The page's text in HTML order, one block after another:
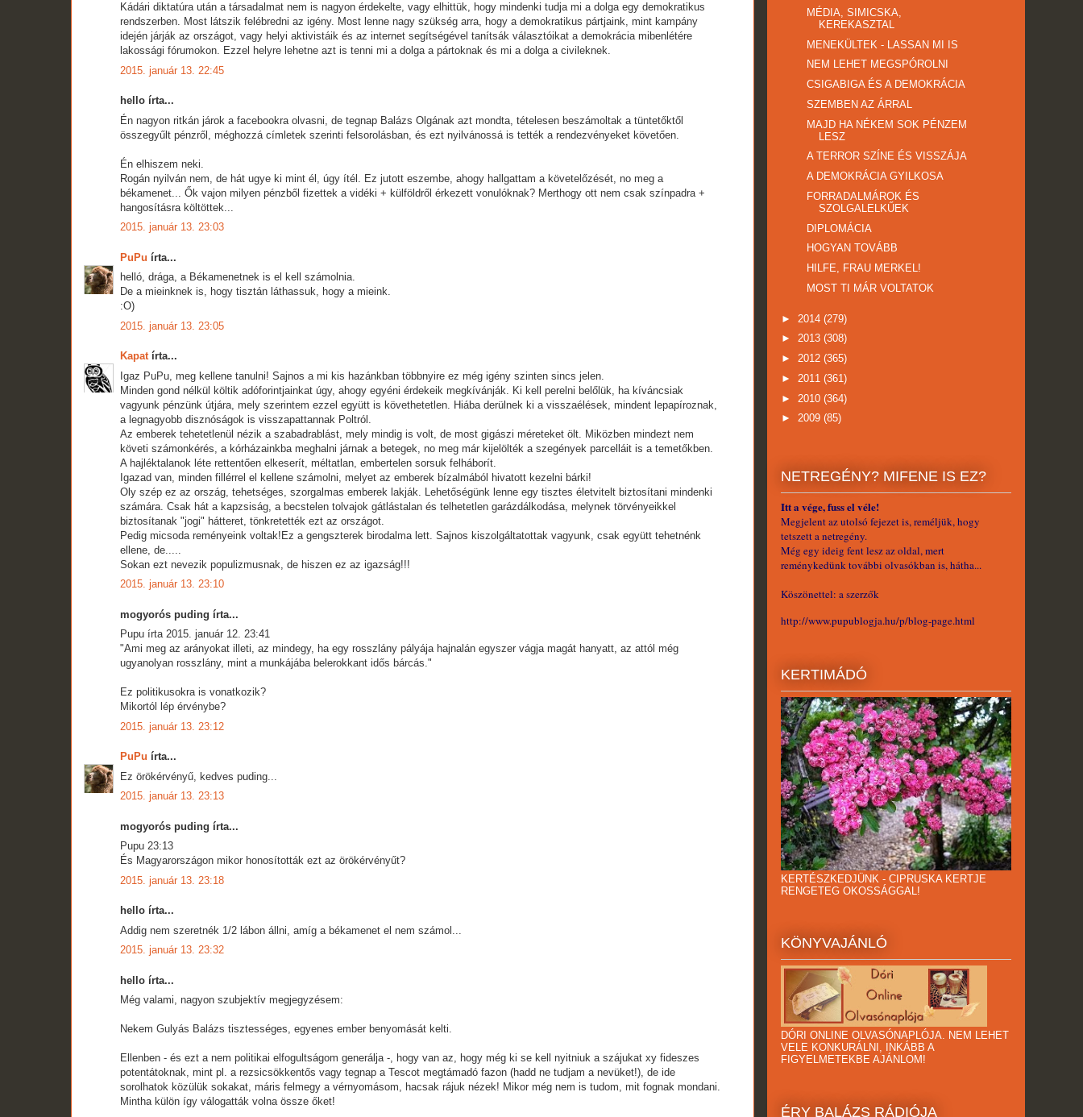
Kádári diktatúra után a társadalmat nem is nagyon érdekelte, vagy elhittük, hogy mindenki tudja mi a dolga egy demokratikus
rendszerben. Most látszik felébredni az igény. Most lenne nagy szükség arra, hogy a demokratikus pártjaink, mint kampány
idején járják az országot, vagy helyi aktivistáik és az internet segítségével tanítsák választóikat a demokrácia mibenlétére
lakossági fórumokon. Ezzel helyre lehetne azt is tenni mi a dolga a pártoknak és mi a dolga a civileknek.
2015. január 13. 22:45
hello írta...
Én nagyon ritkán járok a facebookra olvasni, de tegnap Balázs Olgának azt mondta, tételesen beszámoltak a tüntetőktől
összegyűlt pénzről, méghozzá címletek szerinti felsorolásban, és ezt nyilvánossá is tették a rendezvényeket követően.
Én elhiszem neki.
Rogán nyilván nem, de hát ugye ki mint él, úgy ítél. Ez jutott eszembe, ahogy hallgattam a követelőzését, no meg a
békamenet... Ők vajon milyen pénzből fizettek a vidéki + külföldről érkezett vonulóknak? Merthogy ott nem csak színpadra +
hangosításra költöttek...
2015. január 13. 23:03
PuPu írta...
helló, drága, a Békamenetnek is el kell számolnia.
De a mieinknek is, hogy tisztán láthassuk, hogy a mieink.
:O)
2015. január 13. 23:05
Kapatírta...
Igaz PuPu, meg kellene tanulni! Sajnos a mi kis hazánkban többnyire ez még igény szinten sincs jelen.
Minden gond nélkül költik adóforintjainkat úgy, ahogy egyéni érdekeik megkívánják. Ki kell perelni belőlük, ha kíváncsiak
vagyunk pénzünk útjára, mely szerintem ezzel együtt is követhetetlen. Hiába derülnek ki a visszaélések, mindent lepapíroznak,
a legnagyobb disznóságok is visszapattannak Poltról.
Az emberek tehetetlenül nézik a szabadrablást, mely mindig is volt, de most gigászi méreteket ölt. Miközben mindezt nem
követi számonkérés, a kórházainkba meghalni járnak a betegek, no meg már kijelölték a szegények parcelláit is a temetőkben.
A hajléktalanok léte rettentően elkeserít, méltatlan, embertelen sorsuk felháborít.
Igazad van, minden fillérrel el kellene számolni, melyet az emberek bízalmából hivatott kezelni bárki!
Oly szép ez az ország, tehetséges, szorgalmas emberek lakják. Lehetőségünk lenne egy tisztes életvitelt biztosítani mindenki
számára. Csak hát a kapzsiság, a becstelen tolvajok gátlástalan és telhetetlen garázdálkodása, melynek törvényeikkel
biztosítanak "jogi" hátteret, tönkretették ezt az országot.
Pedig micsoda reményeink voltak!Ez a gengszterek birodalma lett. Sajnos kiszolgáltatottak vagyunk, csak együtt tehetnénk
ellene, de.....
Sokan ezt nevezik populizmusnak, de hiszen ez az igazság!!!
2015. január 13. 23:10
mogyorós puding írta...
Pupu írta 2015. január 12. 23:41
"Ami meg az arányokat illeti, az mindegy, ha egy rosszlány pályája hajnalán egyszer vágja magát hanyatt, az attól még
ugyanolyan rosszlány, mint a munkájába belerokkant idős bárcás."
Ez politikusokra is vonatkozik?
Mikortól lép érvénybe?
2015. január 13. 23:12
PuPu írta...
Ez örökérvényű, kedves puding...
2015. január 13. 23:13
mogyorós puding írta...
Pupu 23:13
És Magyarországon mikor honosították ezt az örökérvényűt?
2015. január 13. 23:18
hello írta...
Addig nem szeretnék 1/2 lábon állni, amíg a békamenet el nem számol...
2015. január 13. 23:32
hello írta...
Még valami, nagyon szubjektív megjegyzésem:
Nekem Gulyás Balázs tisztességes, egyenes ember benyomását kelti.
Ellenben - és ezt a nem politikai elfogultságom generálja -, hogy van az, hogy még ki se kell nyitniuk a szájukat xy fideszes
potentátoknak, mint pl. a rezsicsökkentős vagy tegnap a Tescot megtámadó fazon (hadd ne tudjam a nevüket!), de ide
sorolhatok közülük sokakat, máris felmegy a vérnyomásom, hacsak rájuk nézek! Mikor még nem is tudom, mit fognak mondani.
Mintha külön így válogatták volna össze őket!
MÉDIA, SIMICSKA,
KEREKASZTAL
MENEKÜLTEK - LASSAN MI IS
NEM LEHET MEGSPÓROLNI
CSIGABIGA ÉS A DEMOKRÁCIA
SZEMBEN AZ ÁRRAL
MAJD HA NÉKEM SOK PÉNZEM
LESZ
A TERROR SZÍNE ÉS VISSZÁJA
A DEMOKRÁCIA GYILKOSA
FORRADALMÁROK ÉS
SZOLGALELKŰEK
DIPLOMÁCIA
HOGYAN TOVÁBB
HILFE, FRAU MERKEL!
MOST TI MÁR VOLTATOK
► 2014 (279)
► 2013 (308)
► 2012 (365)
► 2011 (361)
► 2010 (364)
► 2009 (85)
NETREGÉNY? MIFENE IS EZ?
Itt a vége, fuss el véle!
Megjelent az utolsó fejezet is, reméljük, hogy
tetszett a netregény.
Még egy ideig fent lesz az oldal, mert
reménykedünk további olvasókban is, hátha...
Köszönettel: a szerzők
http://www.pupublogja.hu/p/blog-page.html
KERTIMÁDÓ
KERTÉSZKEDJÜNK - CIPRUSKA KERTJE
RENGETEG OKOSSÁGGAL!
KÖNYVAJÁNLÓ
DÓRI ONLINE OLVASÓNAPLÓJA. NEM LEHET
VELE KONKURÁLNI, INKÁBB A
FIGYELMETEKBE AJÁNLOM!
ÉRY BALÁZS RÁDIÓJA